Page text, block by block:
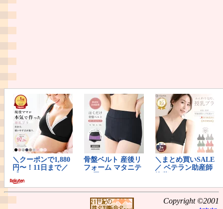
Copyright ©2001